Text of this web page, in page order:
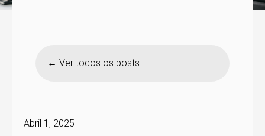
Ver todos os posts
Abril 1, 2025